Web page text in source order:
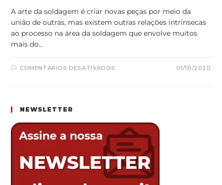
A arte da soldagem é criar novas peças por meio da
união de outras, mas existem outras relações intrínsecas
ao processo na área da soldagem que envolve muitos
mais do…
COMENTÁRIOS DESATIVADOS
SOLDAGEM
01/10/2020
NEWSLETTER